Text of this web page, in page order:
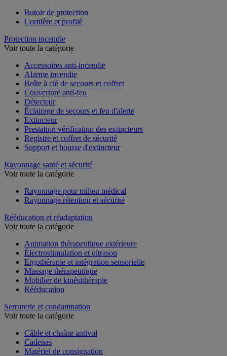
Butoir de protection
Cornière et profilé
Protection incendie
Voir toute la catégorie
Accessoires anti-incendie
Alarme incendie
Boîte à clé de secours et coffret
Couverture anti-feu
Détecteur
Éclairage de secours et feu d'alerte
Extincteur
Prestation vérification des extincteurs
Registre et coffret de sécurité
Support et housse d'extincteur
Rayonnage santé et sécurité
Voir toute la catégorie
Rayonnage pour milieu médical
Rayonnage rétention et sécurité
Rééducation et réadaptation
Voir toute la catégorie
Animation thérapeutique extérieure
Électrostimulation et ultrason
Ergothérapie et intégration sensorielle
Massage thérapeutique
Mobilier de kinésithérapie
Rééducation
Serrurerie et condamnation
Voir toute la catégorie
Câble et chaîne antivol
Cadenas
Matériel de consignation